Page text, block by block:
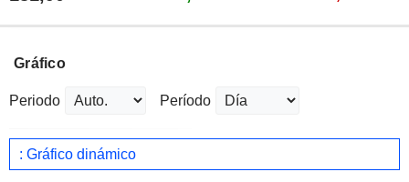
Gráfico
Periodo Período
: Gráfico dinámico